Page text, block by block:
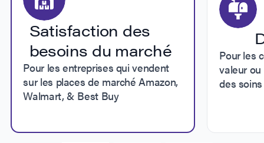
Satisfaction des
besoins du marché
Pour les entreprises qui vendent
sur les places de marché Amazon,
Walmart, & Best Buy
Pour les
valeur
des